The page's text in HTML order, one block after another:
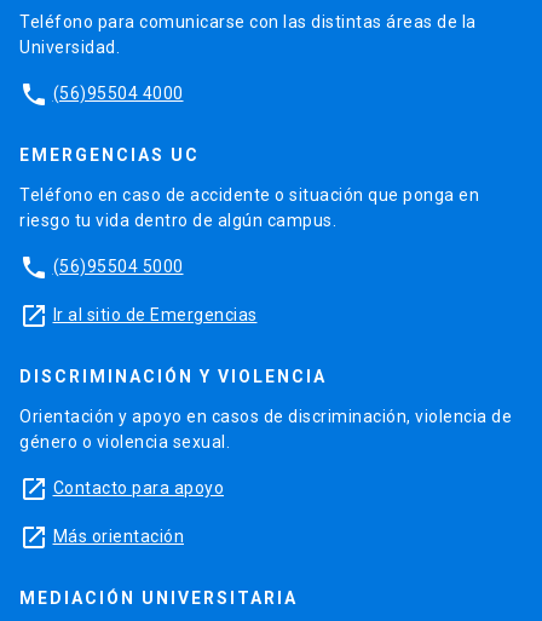
Teléfono para comunicarse con las distintas áreas de la
Universidad.
phone (56)95504 4000
EMERGENCIAS UC
Teléfono en caso de accidente o situación que ponga en
riesgo tu vida dentro de algún campus.
phone (56)95504 5000
launch Ir al sitio de Emergencias
DISCRIMINACIÓN Y VIOLENCIA
Orientación y apoyo en casos de discriminación, violencia de
género o violencia sexual.
launch Contacto para apoyo
launch Más orientación
MEDIACIÓN UNIVERSITARIA